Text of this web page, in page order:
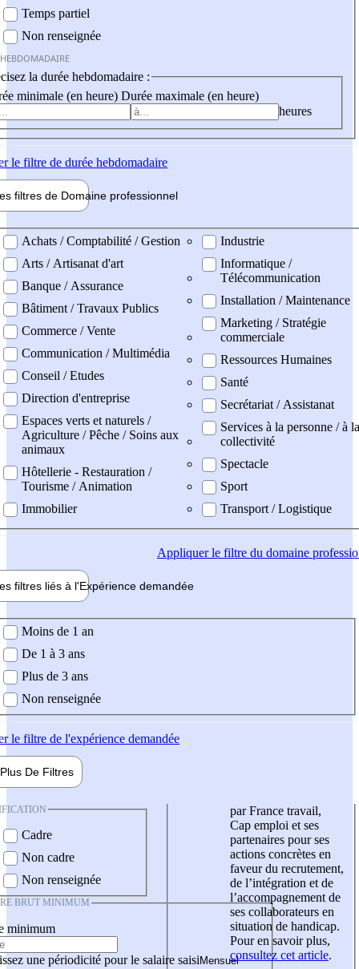
Temps partiel
Non renseignée
la durée hebdomadaire :
minimale (en heure) Durée maximale (en heure)
heures
le filtre de durée hebdomadaire
filtres de Domaine professionnel
professionel
Achats / Comptabilité / Gestion
Arts / Artisanat d'art
Banque / Assurance
Bâtiment / Travaux Publics
Commerce / Vente
Communication / Multimédia
Conseil / Etudes
Direction d'entreprise
Espaces verts et naturels /
Agriculture / Pêche / Soins aux
animaux
Hôtellerie - Restauration /
Tourisme / Animation
Immobilier
Industrie
Informatique /
Télécommunication
Installation / Maintenance
Marketing / Stratégie
commerciale
Ressources Humaines
Santé
Secrétariat / Assistanat
Services à la personne / à la
collectivité
Spectacle
Sport
Transport / Logistique
Appliquerle filtre du domaine
filtres liés à l'Expérience demandée
demandée
Moins de 1 an
De 1 à 3 ans
Plus de 3 ans
Non renseignée
le filtre de l'expérience demandée
Plus De Filtres
Cadre
Non cadre
Non renseignée
BRUT MINIMUM
minimum
une périodicité pour le salaire saisi
par France travail,
Cap emploi et ses
partenaires pour ses
actions concrètes en
faveur du recrutement,
de l’intégration et de
l’accompagnement de
ses collaborateurs en
situation de handicap.
Pour en savoir plus,
consultez cet article.